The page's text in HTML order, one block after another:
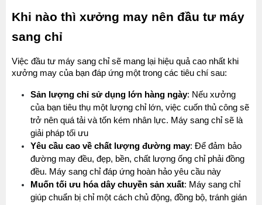
Khi nào thì xưởng may nên đầu tư máy
sang chỉ
Việc đầu tư máy sang chỉ sẽ mang lại hiệu quả cao nhất khi
xưởng may của bạn đáp ứng một trong các tiêu chí sau:
Sản lượng chỉ sử dụng lớn hàng ngày: Nếu xưởng
của bạn tiêu thụ một lượng chỉ lớn, việc cuốn thủ công sẽ
trở nên quá tải và tốn kém nhân lực. Máy sang chỉ sẽ là
giải pháp tối ưu
Yêu cầu cao về chất lượng đường may: Để đảm bảo
đường may đều, đẹp, bền, chất lượng ống chỉ phải đồng
đều. Máy sang chỉ đáp ứng hoàn hảo yêu cầu này
Muốn tối ưu hóa dây chuyền sản xuất: Máy sang chỉ
giúp chuẩn bị chỉ một cách chủ động, đồng bộ, tránh gián